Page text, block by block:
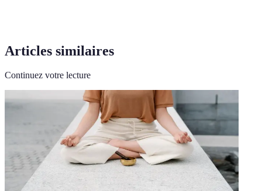
Articles similaires
Continuez votre lecture